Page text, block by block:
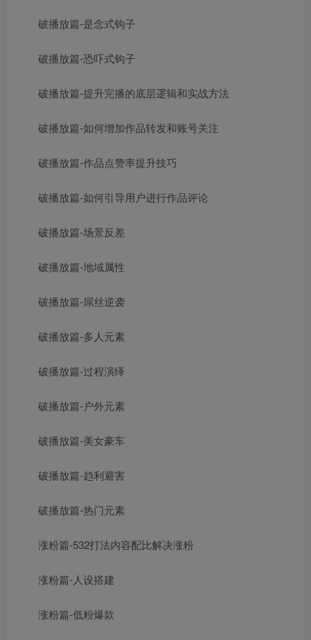
破播放篇-是念式钩子
破播放篇-恐吓式钩子
破播放篇-提升完播的底层逻辑和实战方法
破播放篇-如何增加作品转发和账号关注
破播放篇-作品点赞率提升技巧
破播放篇-如何引导用户进行作品评论
破播放篇-场景反差
破播放篇-地域属性
破播放篇-屌丝逆袭
破播放篇-多人元素
破播放篇-过程演绎
破播放篇-户外元素
破播放篇-美女豪车
破播放篇-趋利避害
破播放篇-热门元素
涨粉篇-532打法内容配比解决涨粉
涨粉篇-人设搭建
涨粉篇-低粉爆款